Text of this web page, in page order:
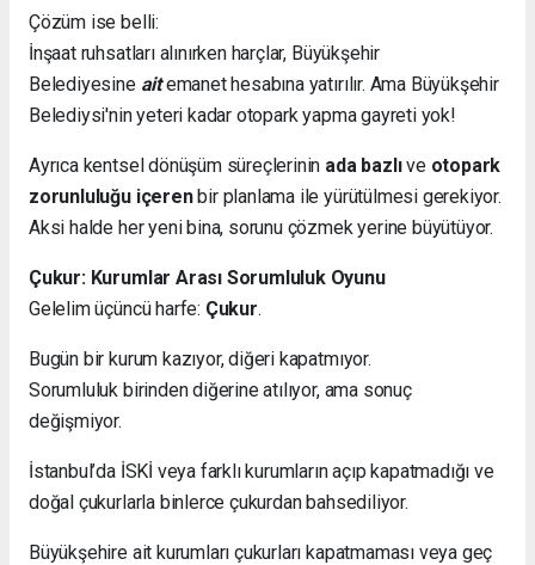
Çözüm ise belli:
İnşaat ruhsatları alınırken harçlar, Büyükşehir
Belediyesine aitemanet hesabına yatırılır. Ama Büyükşehir
Belediysi'nin yeteri kadar otopark yapma gayreti yok!
Ayrıca kentsel dönüşüm süreçlerinin ada bazlıve otopark
zorunluluğu içerenbir planlama ile yürütülmesi gerekiyor.
Aksi halde her yeni bina, sorunu çözmek yerine büyütüyor.
Çukur: Kurumlar Arası Sorumluluk Oyunu
Gelelim üçüncü harfe: Çukur.
Bugün bir kurum kazıyor, diğeri kapatmıyor.
Sorumluluk birinden diğerine atılıyor, ama sonuç
değişmiyor.
İstanbul’da İSKİ veya farklı kurumların açıp kapatmadığı ve
doğal çukurlarla binlerce çukurdan bahsediliyor.
Büyükşehire ait kurumları çukurları kapatmaması veya geç